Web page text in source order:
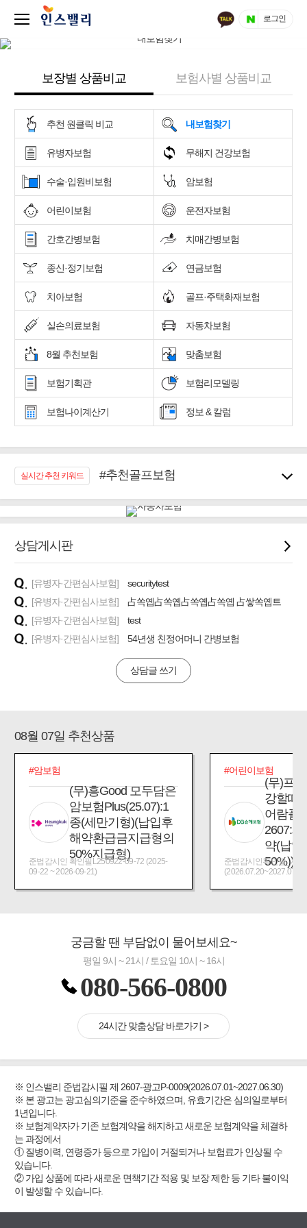
로그인
보장별 상품비교 보험사별 상품비교
추천 원클릭 비교 내보험찾기
유병자보험 무해지 건강보험
수술·입원비보험 암보험
어린이보험 운전자보험
간호간병보험 치매간병보험
종신·정기보험 연금보험
치아보험 골프·주택화재보험
실손의료보험 자동차보험
8월 추천보험 맞춤보험
보험기획관 보험리모델링
보험나이계산기 정보 & 칼럼
실시간 추천 키워드
#추천골프보험
#노후대비 연금재테크!
#무해지 건강보험
#바뀌기전에 4세대 가입
상담게시판
[유병자·간편심사보험]
securitytest
[유병자·간편심사보험]
占쏙옙占쏙옙占쏙옙占쏙옙 占쌓쏙옙트
[유병자·간편심사보험]
test
[유병자·간편심사보험]
54년생 친정어머니 간병보험
상담글 쓰기
08월 07일 추천상품
#암보험
(무)흥Good 모두담은
암보험Plus(25.07):1
종(세만기형)(납입후
해약환급금지급형의
50%지급형)
준법감시인 확인필L250922-09-72 (2025-
09-22 ~ 2026-09-21)
#어린이보험
(무)프
강할때
어람플
2607:
약(납입
50%))
준법감시인확인필_제
궁금할 땐 부담없이 물어보세요~
평일 9시 ~ 21시 / 토요일 10시 ~ 16시
080-566-0800
24시간 맞춤상담 바로가기 >
※ 인스밸리 준법감시필 제 2607-광고P-0009(2026.07.01~2027.06.30)
※ 본 광고는 광고심의기준을 준수하였으며, 유효기간은 심의일로부터
1년입니다.
※ 보험계약자가 기존 보험계약을 해지하고 새로운 보험계약을 체결하
는 과정에서
① 질병이력, 연령증가 등으로 가입이 거절되거나 보험료가 인상될 수
있습니다.
② 가입 상품에 따라 새로운 면책기간 적용 및 보장 제한 등 기타 불이익
이 발생할 수 있습니다.